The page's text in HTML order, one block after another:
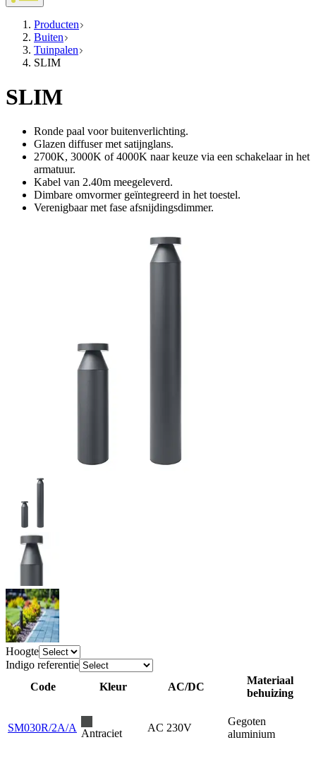
Producten
Buiten
Tuinpalen
SLIM
SLIM
Ronde paal voor buitenverlichting.
Glazen diffuser met satijnglans.
2700K, 3000K of 4000K naar keuze via een schakelaar in het
armatuur.
Kabel van 2.40m meegeleverd.
Dimbare omvormer geïntegreerd in het toestel.
Verenigbaar met fase afsnijdingsdimmer.
Hoogte
Indigo referentie
Code
Kleur AC/DC
Materiaal
behuizing
SM030R/2A/A Antraciet AC 230V
Gegoten
aluminium